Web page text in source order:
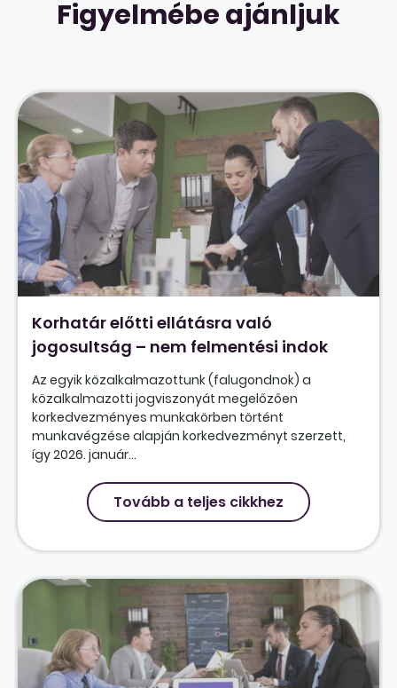
Figyelmébe ajánljuk
Korhatár előtti ellátásra való
jogosultság – nem felmentési indok
Az egyik közalkalmazottunk (falugondnok) a
közalkalmazotti jogviszonyát megelőzően
korkedvezményes munkakörben történt
munkavégzése alapján korkedvezményt szerzett,
így 2026. január...
Tovább a teljes cikkhez